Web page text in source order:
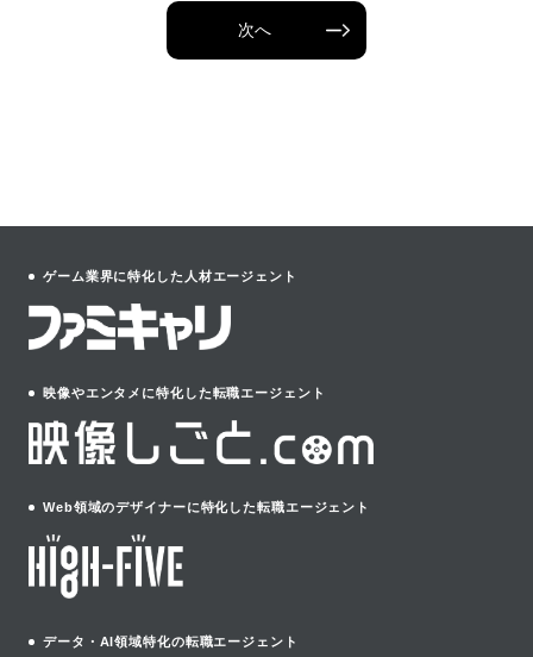
次へ
ゲーム業界に特化した人材エージェント
映像やエンタメに特化した転職エージェント
Web領域のデザイナーに特化した転職エージェント
データ・AI領域特化の転職エージェント